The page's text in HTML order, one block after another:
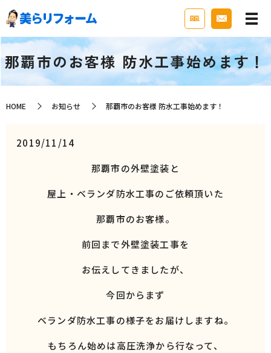
那覇市のお客様 防水工事始めます！
HOME お知らせ 那覇市のお客様 防水工事始めます！
2019/11/14
那覇市の外壁塗装と
屋上・ベランダ防水工事のご依頼頂いた
那覇市のお客様。
前回まで外壁塗装工事を
お伝えしてきましたが、
今回からまず
ベランダ防水工事の様子をお届けしますね。
もちろん始めは高圧洗浄から行なって、